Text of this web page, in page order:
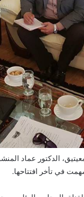
الدكتور عماد
في تأخر افتتاحها.